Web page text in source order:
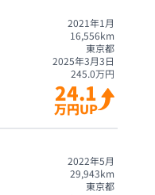
2021年1月
16,556km
東京都
2025年3月3日
245.0万円
24.1
万円UP
2022年5月
29,943km
東京都